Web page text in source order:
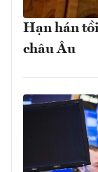
Hạn hán
châu Âu